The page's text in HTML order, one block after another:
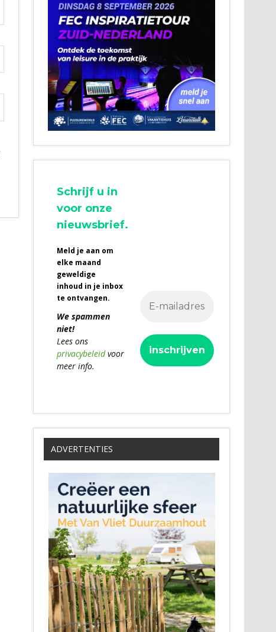
Schrijf u in
voor onze
nieuwsbrief.
Meld je aan om
elke maand
geweldige
inhoud in je inbox
te ontvangen.
We spammen
niet!
Lees ons
privacybeleidvoor
meer info.
ADVERTENTIES